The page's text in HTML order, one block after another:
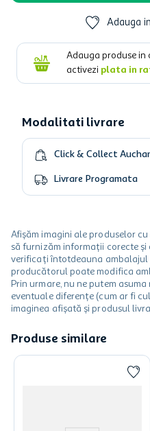
Adauga
Adauga produse in
activezi plata in
Modalitati livrare
Click & Collect
Livrare Programata
Afișăm imagini ale produselor
să furnizăm informații corecte și
verificați întotdeauna ambalajul
producătorul poate modifica
Prin urmare, nu ne putem
eventuale diferențe (cum ar fi
imaginea afișată și produsul
Produse similare